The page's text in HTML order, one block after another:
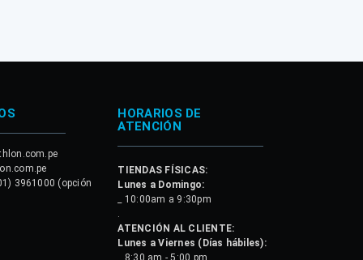
3961000 (opción
HORARIOS DE
ATENCIÓN
TIENDAS FÍSICAS:
Lunes a Domingo:
_ 10:00am a 9:30pm
.
ATENCIÓN AL CLIENTE:
Lunes a Viernes (Días hábiles):
_ 8:30 am - 5:00 pm